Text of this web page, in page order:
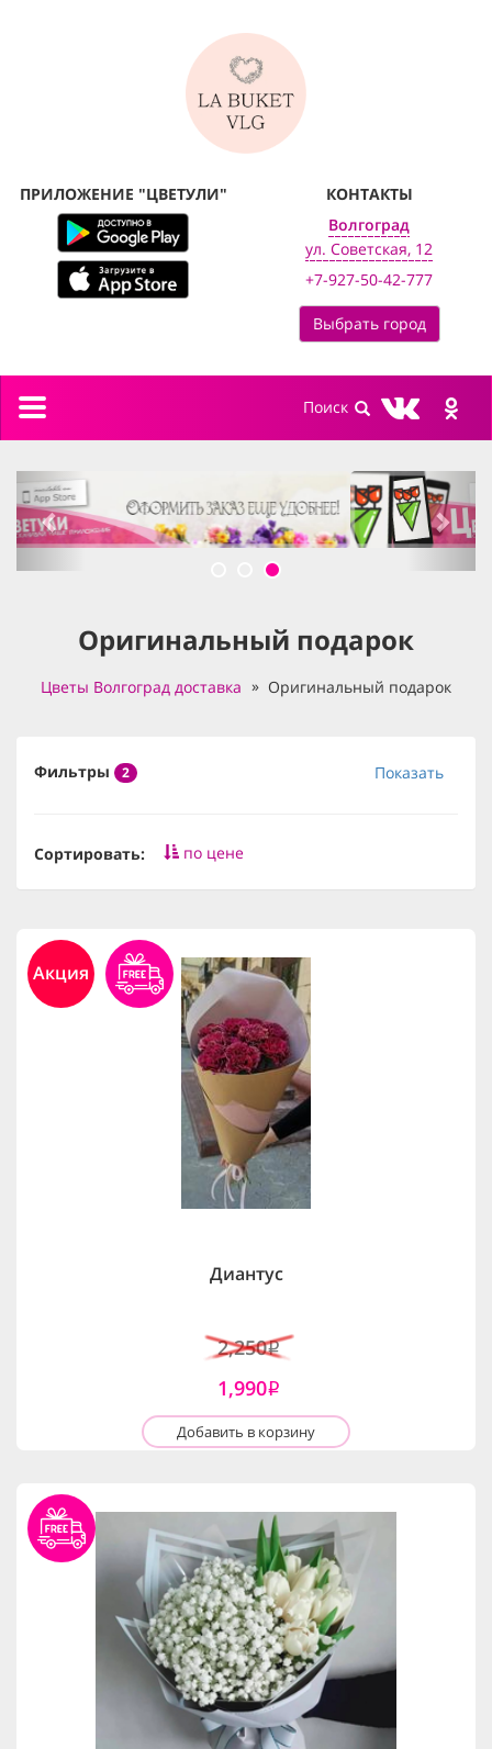
ПРИЛОЖЕНИЕ "ЦВЕТУЛИ"
КОНТАКТЫ
Волгоград
ул. Советская, 12
+7-927-50-42-777
Выбрать город
Toggle
previous next
Оригинальный подарок
Цветы Волгоград доставка Оригинальный подарок
Фильтры 2 Показать
Сортировать: по цене
Акция
Диантус
2,250i
1,990i
Добавить в корзину